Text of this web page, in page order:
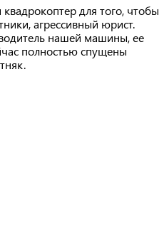
для того, чтобы
агрессивный юрист.
нашей машины, ее
полностью спущены